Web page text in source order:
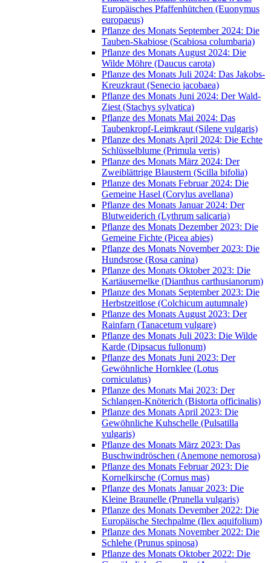
Europäisches Pfaffenhütchen (Euonymus
europaeus)
Pflanze des Monats September 2024: Die
Tauben-Skabiose (Scabiosa columbaria)
Pflanze des Monats August 2024: Die
Wilde Möhre (Daucus carota)
Pflanze des Monats Juli 2024: Das Jakobs-
Kreuzkraut (Senecio jacobaea)
Pflanze des Monats Juni 2024: Der Wald-
Ziest (Stachys sylvatica)
Pflanze des Monats Mai 2024: Das
Taubenkropf-Leimkraut (Silene vulgaris)
Pflanze des Monats April 2024: Die Echte
Schlüsselblume (Primula veris)
Pflanze des Monats März 2024: Der
Zweiblättrige Blaustern (Scilla bifolia)
Pflanze des Monats Februar 2024: Die
Gemeine Hasel (Corylus avellana)
Pflanze des Monats Januar 2024: Der
Blutweiderich (Lythrum salicaria)
Pflanze des Monats Dezember 2023: Die
Gemeine Fichte (Picea abies)
Pflanze des Monats November 2023: Die
Hundsrose (Rosa canina)
Pflanze des Monats Oktober 2023: Die
Kartäusernelke (Dianthus carthusianorum)
Pflanze des Monats September 2023: Die
Herbstzeitlose (Colchicum autumnale)
Pflanze des Monats August 2023: Der
Rainfarn (Tanacetum vulgare)
Pflanze des Monats Juli 2023: Die Wilde
Karde (Dipsacus fullonum)
Pflanze des Monats Juni 2023: Der
Gewöhnliche Hornklee (Lotus
corniculatus)
Pflanze des Monats Mai 2023: Der
Schlangen-Knöterich (Bistorta officinalis)
Pflanze des Monats April 2023: Die
Gewöhnliche Kuhschelle (Pulsatilla
vulgaris)
Pflanze des Monats März 2023: Das
Buschwindröschen (Anemone nemorosa)
Pflanze des Monats Februar 2023: Die
Kornelkirsche (Cornus mas)
Pflanze des Monats Januar 2023: Die
Kleine Braunelle (Prunella vulgaris)
Pflanze des Monats Devember 2022: Die
Europäische Stechpalme (Ilex aquifolium)
Pflanze des Monats November 2022: Die
Schlehe (Prunus spinosa)
Pflanze des Monats Oktober 2022: Die